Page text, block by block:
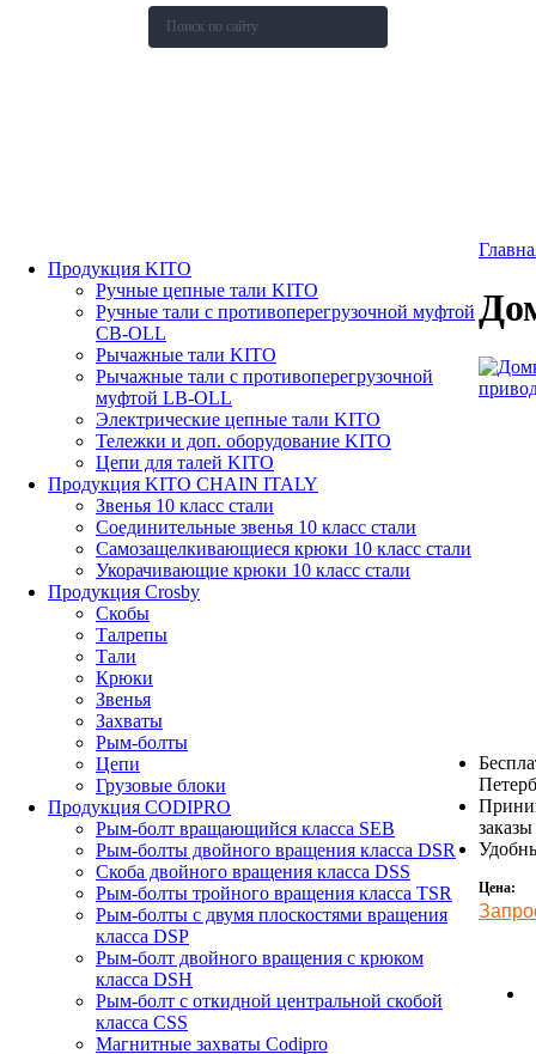
Продукция KITO
Ручные цепные тали KITO
Ручные тали с противоперегрузочной муфтой
СВ-OLL
Рычажные тали KITO
Рычажные тали с противоперегрузочной
муфтой LB-OLL
Электрические цепные тали KITO
Тележки и доп. оборудование KITO
Цепи для талей KITO
Продукция KITO CHAIN ITALY
Звенья 10 класс стали
Соединительные звенья 10 класс стали
Самозащелкивающиеся крюки 10 класс стали
Укорачивающие крюки 10 класс стали
Продукция Crosby
Скобы
Талрепы
Тали
Крюки
Звенья
Захваты
Рым-болты
Цепи
Грузовые блоки
Продукция CODIPRO
Рым-болт вращающийся класса SEB
Рым-болты двойного вращения класса DSR
Скоба двойного вращения класса DSS
Рым-болты тройного вращения класса TSR
Рым-болты с двумя плоскостями вращения
класса DSP
Рым-болт двойного вращения с крюком
класса DSH
Рым-болт с откидной центральной скобой
класса CSS
Магнитные захваты Codipro
заказы
Цена: